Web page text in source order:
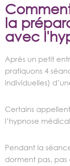
la
avec
Après un petit
pratiquons 4
individuelles)
Certains
l’hypnose
Pendant la
dorment pas, pas